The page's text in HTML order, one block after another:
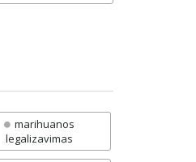
marihuanos
legalizavimas